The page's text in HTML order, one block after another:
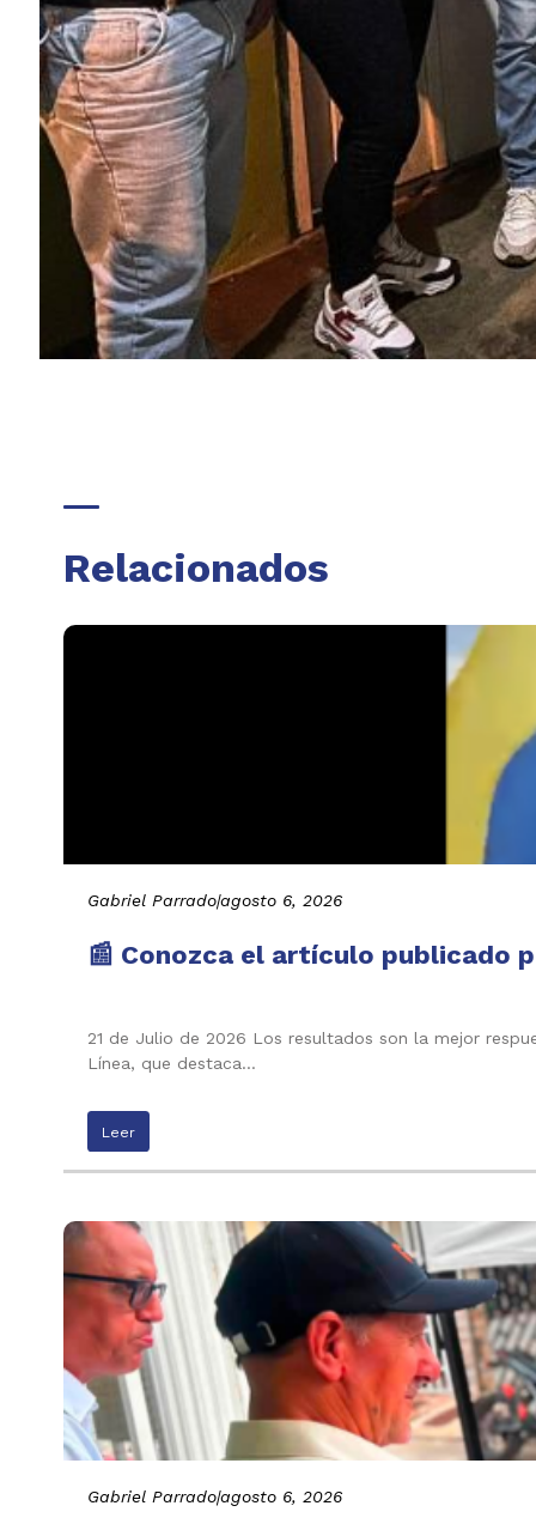
Relacionados
Gabriel Parrado|agosto 6, 2026
📰 Conozca el artículo publicado
21 de Julio de 2026 Los resultados son la mejor
Línea, que destaca…
Leer
Gabriel Parrado|agosto 6, 2026